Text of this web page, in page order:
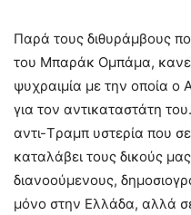
Παρά τους διθυράμβους
του Μπαράκ Ομπάμα,
ψυχραιμία με την οποία ο
για τον αντικαταστάτη
αντι-Tραμπ υστερία που
καταλάβει τους δικούς
διανοούμενους,
μόνο στην Ελλάδα, αλλά